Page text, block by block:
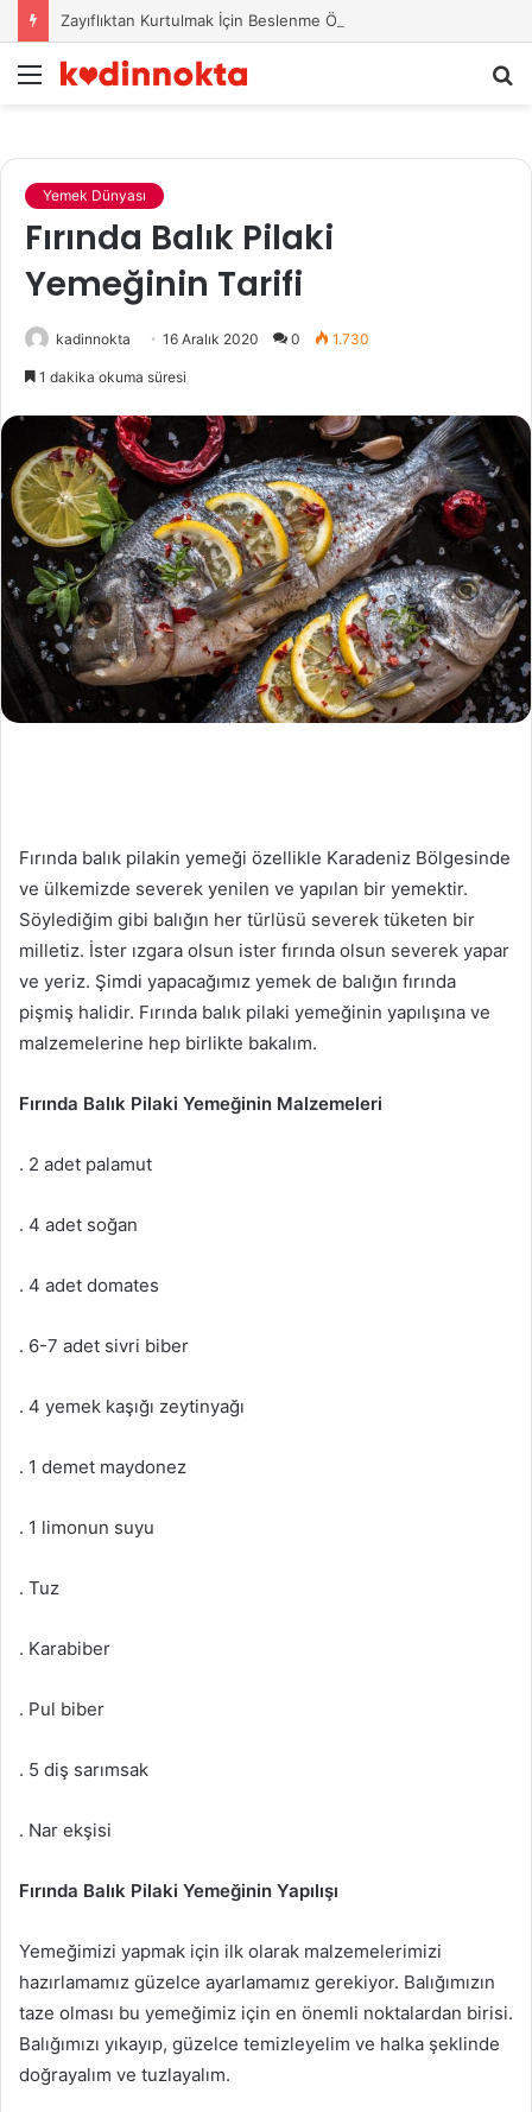
Zayıflıktan Kurtulmak İçin Beslenme Önerileri
Menü
Yemek Dünyası
Fırında Balık Pilaki
Yemeğinin Tarifi
kadinnokta 16 Aralık 2020 0 1.730
1 dakika okuma süresi
Fırında balık pilakin yemeği özellikle Karadeniz Bölgesinde
ve ülkemizde severek yenilen ve yapılan bir yemektir.
Söylediğim gibi balığın her türlüsü severek tüketen bir
milletiz. İster ızgara olsun ister fırında olsun severek yapar
ve yeriz. Şimdi yapacağımız yemek de balığın fırında
pişmiş halidir. Fırında balık pilaki yemeğinin yapılışına ve
malzemelerine hep birlikte bakalım.
Fırında Balık Pilaki Yemeğinin Malzemeleri
. 2 adet palamut
. 4 adet soğan
. 4 adet domates
. 6-7 adet sivri biber
. 4 yemek kaşığı zeytinyağı
. 1 demet maydonez
. 1 limonun suyu
. Tuz
. Karabiber
. Pul biber
. 5 diş sarımsak
. Nar ekşisi
Fırında Balık Pilaki Yemeğinin Yapılışı
Yemeğimizi yapmak için ilk olarak malzemelerimizi
hazırlamamız güzelce ayarlamamız gerekiyor. Balığımızın
taze olması bu yemeğimiz için en önemli noktalardan birisi.
Balığımızı yıkayıp, güzelce temizleyelim ve halka şeklinde
doğrayalım ve tuzlayalım.